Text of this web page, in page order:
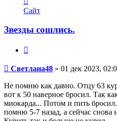
информация
пользователя
Сайт
Звезды сошлись.
Сообщение
Светлана48 » 01 дек 2023,
Не помню как давно. Отцу 63
вот к 50 наверное бросил. Так
миокарда... Потом и пить
помню 5-7 назад, а сейчас снова